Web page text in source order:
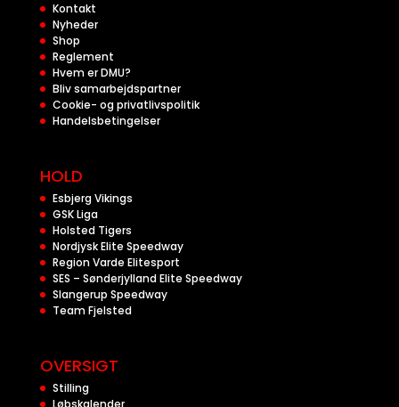
Kontakt
Nyheder
Shop
Reglement
Hvem er DMU?
Bliv samarbejdspartner
Cookie- og privatlivspolitik
Handelsbetingelser
HOLD
Esbjerg Vikings
GSK Liga
Holsted Tigers
Nordjysk Elite Speedway
Region Varde Elitesport
SES – Sønderjylland Elite Speedway
Slangerup Speedway
Team Fjelsted
OVERSIGT
Stilling